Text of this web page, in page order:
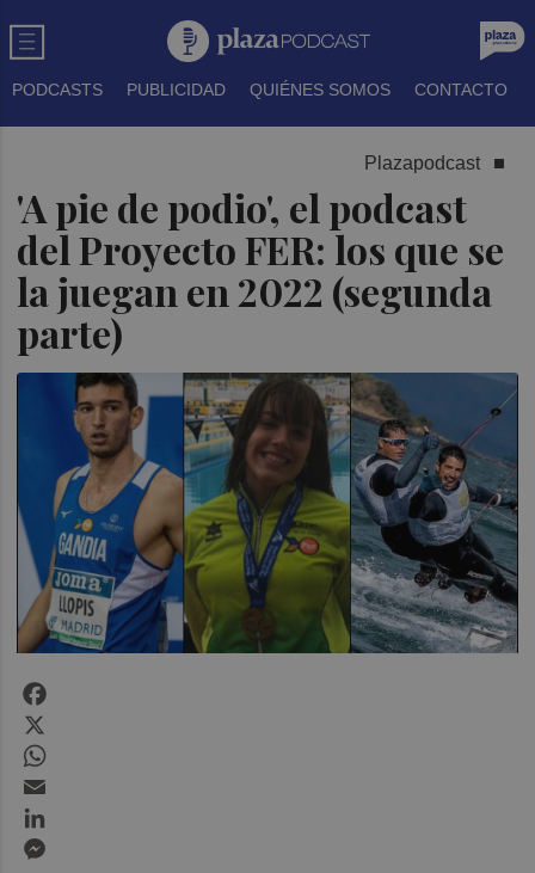
PODCASTS PUBLICIDAD QUIÉNES SOMOS CONTACTO
Plazapodcast
'A pie de podio', el podcast
del Proyecto FER: los que se
la juegan en 2022 (segunda
parte)